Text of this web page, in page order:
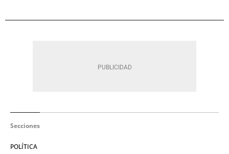
Secciones
POLÍTICA